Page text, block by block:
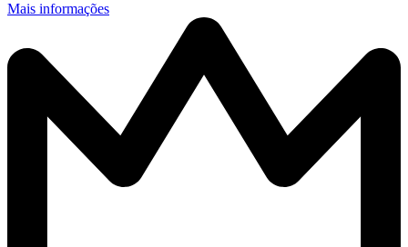
Mais informações